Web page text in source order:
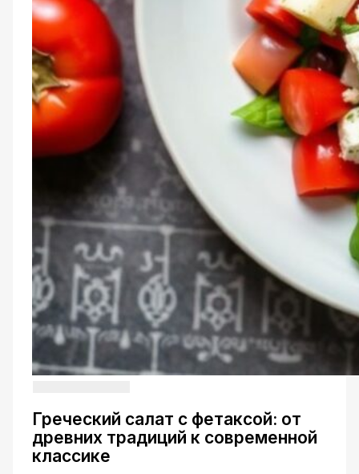
Греческий салат с фетаксой: от
древних традиций к современной
классике